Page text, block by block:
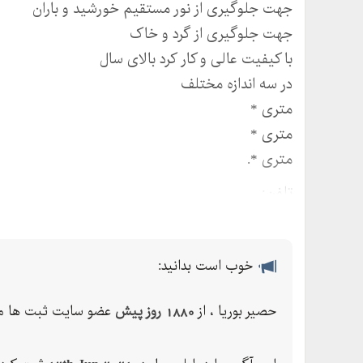
جهت جلوگیری از نور مستقیم خورشید و باران
جهت جلوگیری از گرد و خاک
با کیفیت عالی و کار کرد بالای سال
در سه اندازه مختلف
متری *
متری *
متری *.
تلفن:
حصیر بافی در تهران
حصیر بافی در خوزستان
حصیر بافی نخل
انواع حصیر
خوب است بدانید:
حصیر بوریا ، از 1880 روز پیش عضو سایت ثبت ها